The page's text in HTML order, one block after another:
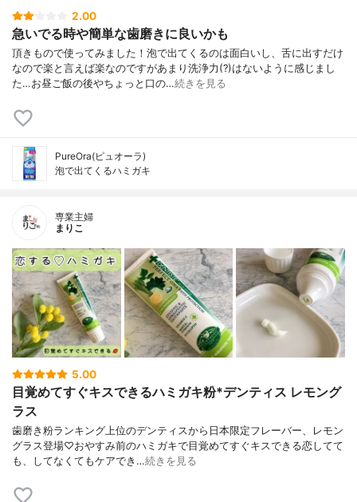
2.00
急いでる時や簡単な歯磨きに良いかも
頂きもので使ってみました！泡で出てくるのは面白いし、舌に出すだけ
なので楽と言えば楽なのですがあまり洗浄力(?)はないように感じまし
た…お昼ご飯の後やちょっと口の…続きを見る
PureOra(ピュオーラ)
泡で出てくるハミガキ
専業主婦
まりこ
5.00
目覚めてすぐキスできるハミガキ粉*デンティス レモング
ラス
歯磨き粉ランキング上位のデンティスから日本限定フレーバー、レモン
グラス登場♡おやすみ前のハミガキで目覚めてすぐキスできる恋してて
も、してなくてもケアでき…続きを見る